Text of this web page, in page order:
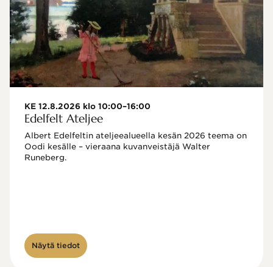
KE 12.8.2026 klo 10:00–16:00
Edelfelt Ateljee
Albert Edelfeltin ateljeealueella kesän 2026 teema on
Oodi kesälle – vieraana kuvanveistäjä Walter
Näytä tiedot